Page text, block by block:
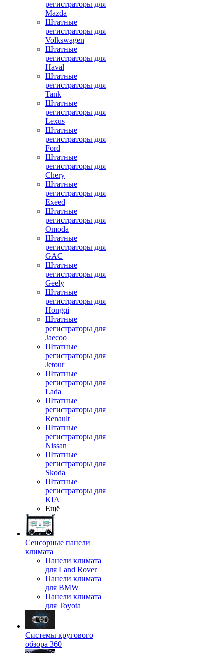
регистраторы для
Mazda
Штатные
регистраторы для
Volkswagen
Штатные
регистраторы для
Haval
Штатные
регистраторы для
Tank
Штатные
регистраторы для
Lexus
Штатные
регистраторы для
Ford
Штатные
регистраторы для
Chery
Штатные
регистраторы для
Exeed
Штатные
регистраторы для
Omoda
Штатные
регистраторы для
GAC
Штатные
регистраторы для
Geely
Штатные
регистраторы для
Hongqi
Штатные
регистраторы для
Jaecoo
Штатные
регистраторы для
Jetour
Штатные
регистраторы для
Lada
Штатные
регистраторы для
Renault
Штатные
регистраторы для
Nissan
Штатные
регистраторы для
Skoda
Штатные
регистраторы для
KIA
Ещё
Сенсорные панели
климата
Панели климата
для Land Rover
Панели климата
для BMW
Панели климата
для Toyota
Системы кругового
обзора 360